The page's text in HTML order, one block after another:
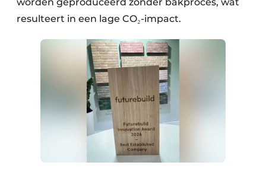
Toegangscontrole
resulteert in een lage CO₂-impact.